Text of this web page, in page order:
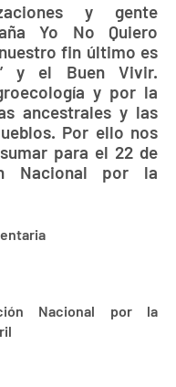
y gente
Yo No Quiero
fin último es
y el Buen Vivir.
y por la
ancestrales y las
Por ello nos
para el 22 de
Nacional por la
Nacional por la